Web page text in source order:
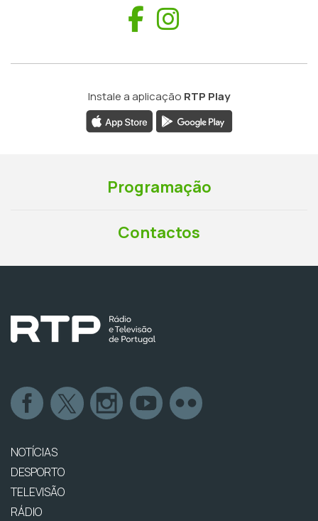
Facebook
Instale a aplicação RTP Play
Programação
Contactos
NOTÍCIAS
DESPORTO
TELEVISÃO
RÁDIO